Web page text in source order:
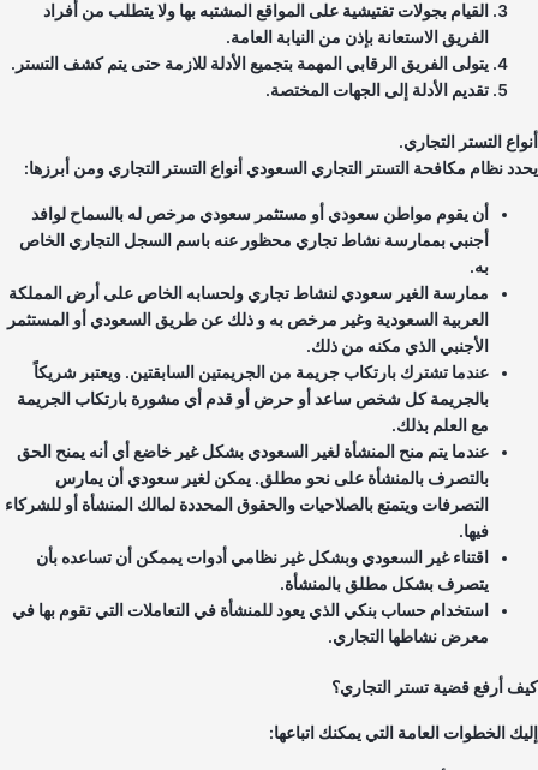
القيام بجولات تفتيشية على المواقع المشتبه بها ولا يتطلب من أفراد
الفريق الاستعانة بإذن من النيابة العامة.
يتولى الفريق الرقابي المهمة بتجميع الأدلة للازمة حتى يتم كشف التستر.
تقديم الأدلة إلى الجهات المختصة.
التستر التجاري.
نظام مكافحة التستر التجاري السعودي أنواع التستر التجاري ومن أبرزها:
أن يقوم مواطن سعودي أو مستثمر سعودي مرخص له بالسماح لوافد
أجنبي بممارسة نشاط تجاري محظور عنه باسم السجل التجاري الخاص
به.
ممارسة الغير سعودي لنشاط تجاري ولحسابه الخاص على أرض المملكة
العربية السعودية وغير مرخص به و ذلك عن طريق السعودي أو المستثمر
الأجنبي الذي مكنه من ذلك.
عندما تشترك بارتكاب جريمة من الجريمتين السابقتين. ويعتبر شريكاً
بالجريمة كل شخص ساعد أو حرض أو قدم أي مشورة بارتكاب الجريمة
مع العلم بذلك.
عندما يتم منح المنشأة لغير السعودي بشكل غير خاضع أي أنه يمنح الحق
بالتصرف بالمنشأة على نحو مطلق. يمكن لغير سعودي أن يمارس
التصرفات ويتمتع بالصلاحيات والحقوق المحددة لمالك المنشأة أو للشركاء
فيها.
اقتناء غير السعودي وبشكل غير نظامي أدوات يممكن أن تساعده بأن
يتصرف بشكل مطلق بالمنشأة.
استخدام حساب بنكي الذي يعود للمنشأة في التعاملات التي تقوم بها في
معرض نشاطها التجاري.
أرفع قضية تستر التجاري؟
الخطوات العامة التي يمكنك اتباعها: